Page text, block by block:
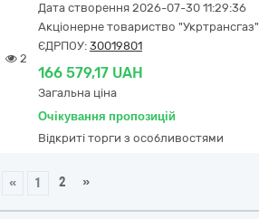
2
Дата створення 2026-07-30 11:29:36
Акціонерне товариство "Укртрансгаз"
ЄДРПОУ: 30019801
166 579,17 UAH
Загальна ціна
Очікування пропозицій
Відкриті торги з особливостями
« 1 2 »